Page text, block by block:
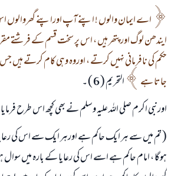
اے ایمان والوں ! اپنے آپ اوراپنے
ایندھن لوگ اورپتھر ہیں ، اس پر سخت قسم کے فرشتے
حکم کی نافرمانی نہیں کرتے ، اوروہ وہی کام کرتے ہیں جس
جاتا ہے
التحریم ( 6 ) ۔
اورنبی اکرم صلی اللہ علیہ وسلم نے بھی کچھ اس طرح
( تم میں سے ہر ایک حاکم ہے اورہر ایک سے اس کی
ہوگا ، امام حاکم ہے اسے اس کی رعایا کے بارہ میں سوال